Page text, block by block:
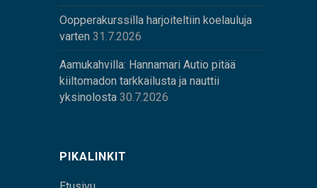
Oopperakurssilla harjoiteltiin koelauluja
varten 31.7.2026
Aamukahvilla: Hannamari Autio pitää
kiiltomadon tarkkailusta ja nauttii
yksinolosta 30.7.2026
PIKALINKIT